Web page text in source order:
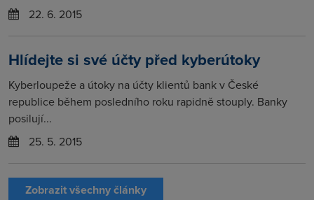
22. 6. 2015
Hlídejte si své účty před kyberútoky
Kyberloupeže a útoky na účty klientů bank v České
republice během posledního roku rapidně stouply. Banky
posilují...
25. 5. 2015
Zobrazit všechny články